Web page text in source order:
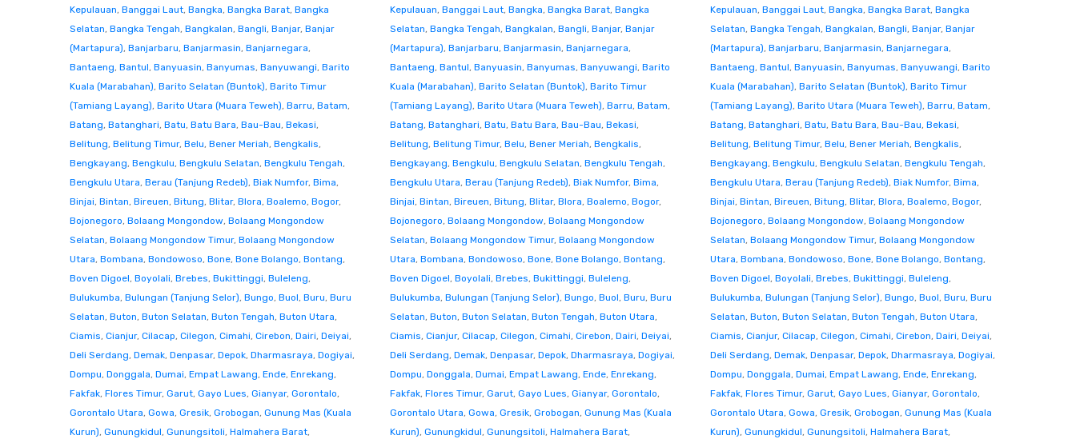
Kepulauan, Banggai Laut, Bangka, Bangka Barat, Bangka
Selatan, Bangka Tengah, Bangkalan, Bangli, Banjar, Banjar
(Martapura), Banjarbaru, Banjarmasin, Banjarnegara,
Bantaeng, Bantul, Banyuasin, Banyumas, Banyuwangi, Barito
Kuala (Marabahan), Barito Selatan (Buntok), Barito Timur
(Tamiang Layang), Barito Utara (Muara Teweh), Barru, Batam,
Batang, Batanghari, Batu, Batu Bara, Bau-Bau, Bekasi,
Belitung, Belitung Timur, Belu, Bener Meriah, Bengkalis,
Bengkayang, Bengkulu, Bengkulu Selatan, Bengkulu Tengah,
Bengkulu Utara, Berau (Tanjung Redeb), Biak Numfor, Bima,
Binjai, Bintan, Bireuen, Bitung, Blitar, Blora, Boalemo, Bogor,
Bojonegoro, Bolaang Mongondow, Bolaang Mongondow
Selatan, Bolaang Mongondow Timur, Bolaang Mongondow
Utara, Bombana, Bondowoso, Bone, Bone Bolango, Bontang,
Boven Digoel, Boyolali, Brebes, Bukittinggi, Buleleng,
Bulukumba, Bulungan (Tanjung Selor), Bungo, Buol, Buru, Buru
Selatan, Buton, Buton Selatan, Buton Tengah, Buton Utara,
Ciamis, Cianjur, Cilacap, Cilegon, Cimahi, Cirebon, Dairi, Deiyai,
Deli Serdang, Demak, Denpasar, Depok, Dharmasraya, Dogiyai,
Dompu, Donggala, Dumai, Empat Lawang, Ende, Enrekang,
Fakfak, Flores Timur, Garut, Gayo Lues, Gianyar, Gorontalo,
Gorontalo Utara, Gowa, Gresik, Grobogan, Gunung Mas (Kuala
Kurun), Gunungkidul, Gunungsitoli, Halmahera Barat,
Kepulauan, Banggai Laut, Bangka, Bangka Barat, Bangka
Selatan, Bangka Tengah, Bangkalan, Bangli, Banjar, Banjar
(Martapura), Banjarbaru, Banjarmasin, Banjarnegara,
Bantaeng, Bantul, Banyuasin, Banyumas, Banyuwangi, Barito
Kuala (Marabahan), Barito Selatan (Buntok), Barito Timur
(Tamiang Layang), Barito Utara (Muara Teweh), Barru, Batam,
Batang, Batanghari, Batu, Batu Bara, Bau-Bau, Bekasi,
Belitung, Belitung Timur, Belu, Bener Meriah, Bengkalis,
Bengkayang, Bengkulu, Bengkulu Selatan, Bengkulu Tengah,
Bengkulu Utara, Berau (Tanjung Redeb), Biak Numfor, Bima,
Binjai, Bintan, Bireuen, Bitung, Blitar, Blora, Boalemo, Bogor,
Bojonegoro, Bolaang Mongondow, Bolaang Mongondow
Selatan, Bolaang Mongondow Timur, Bolaang Mongondow
Utara, Bombana, Bondowoso, Bone, Bone Bolango, Bontang,
Boven Digoel, Boyolali, Brebes, Bukittinggi, Buleleng,
Bulukumba, Bulungan (Tanjung Selor), Bungo, Buol, Buru, Buru
Selatan, Buton, Buton Selatan, Buton Tengah, Buton Utara,
Ciamis, Cianjur, Cilacap, Cilegon, Cimahi, Cirebon, Dairi, Deiyai,
Deli Serdang, Demak, Denpasar, Depok, Dharmasraya, Dogiyai,
Dompu, Donggala, Dumai, Empat Lawang, Ende, Enrekang,
Fakfak, Flores Timur, Garut, Gayo Lues, Gianyar, Gorontalo,
Gorontalo Utara, Gowa, Gresik, Grobogan, Gunung Mas (Kuala
Kurun), Gunungkidul, Gunungsitoli, Halmahera Barat,
Kepulauan, Banggai Laut, Bangka, Bangka Barat, Bangka
Selatan, Bangka Tengah, Bangkalan, Bangli, Banjar, Banjar
(Martapura), Banjarbaru, Banjarmasin, Banjarnegara,
Bantaeng, Bantul, Banyuasin, Banyumas, Banyuwangi, Barito
Kuala (Marabahan), Barito Selatan (Buntok), Barito Timur
(Tamiang Layang), Barito Utara (Muara Teweh), Barru, Batam,
Batang, Batanghari, Batu, Batu Bara, Bau-Bau, Bekasi,
Belitung, Belitung Timur, Belu, Bener Meriah, Bengkalis,
Bengkayang, Bengkulu, Bengkulu Selatan, Bengkulu Tengah,
Bengkulu Utara, Berau (Tanjung Redeb), Biak Numfor, Bima,
Binjai, Bintan, Bireuen, Bitung, Blitar, Blora, Boalemo, Bogor,
Bojonegoro, Bolaang Mongondow, Bolaang Mongondow
Selatan, Bolaang Mongondow Timur, Bolaang Mongondow
Utara, Bombana, Bondowoso, Bone, Bone Bolango, Bontang,
Boven Digoel, Boyolali, Brebes, Bukittinggi, Buleleng,
Bulukumba, Bulungan (Tanjung Selor), Bungo, Buol, Buru, Buru
Selatan, Buton, Buton Selatan, Buton Tengah, Buton Utara,
Ciamis, Cianjur, Cilacap, Cilegon, Cimahi, Cirebon, Dairi, Deiyai,
Deli Serdang, Demak, Denpasar, Depok, Dharmasraya, Dogiyai,
Dompu, Donggala, Dumai, Empat Lawang, Ende, Enrekang,
Fakfak, Flores Timur, Garut, Gayo Lues, Gianyar, Gorontalo,
Gorontalo Utara, Gowa, Gresik, Grobogan, Gunung Mas (Kuala
Kurun), Gunungkidul, Gunungsitoli, Halmahera Barat,